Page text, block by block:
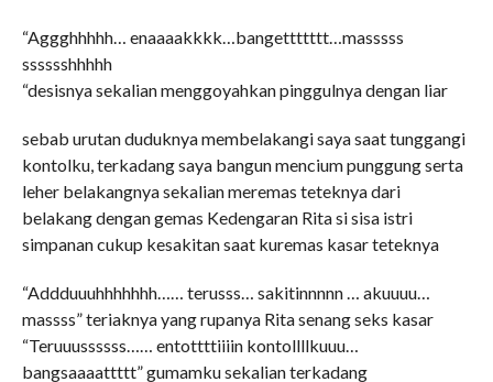
“Aggghhhhh… enaaaakkkk…bangettttttt…masssss
sssssshhhhh
“desisnya sekalian menggoyahkan pinggulnya dengan liar
sebab urutan duduknya membelakangi saya saat tunggangi
kontolku, terkadang saya bangun mencium punggung serta
leher belakangnya sekalian meremas teteknya dari
belakang dengan gemas Kedengaran Rita si sisa istri
simpanan cukup kesakitan saat kuremas kasar teteknya
“Addduuuhhhhhhh…… terusss… sakitinnnnn … akuuuu…
massss” teriaknya yang rupanya Rita senang seks kasar
“Teruuussssss…… entottttiiiin kontollllkuuu…
bangsaaaattttt” gumamku sekalian terkadang